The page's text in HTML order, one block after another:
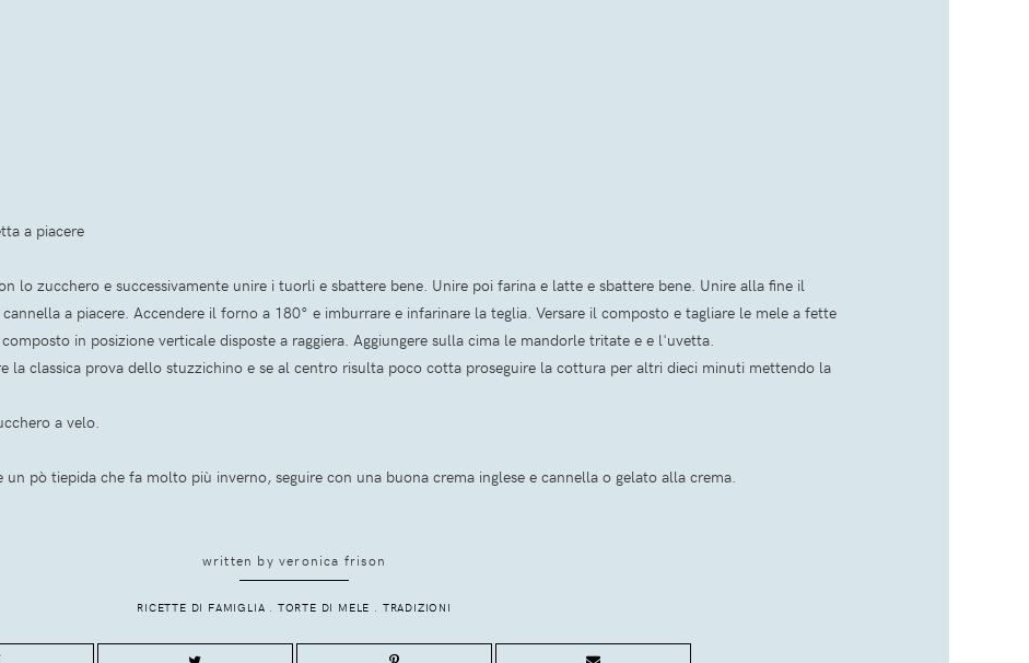
a piacere
lo zucchero e successivamente unire i tuorli e sbattere bene. Unire poi farina e latte e sbattere bene. Unire alla fine il
a piacere. Accendere il forno a 180° e imburrare e infarinare la teglia. Versare il composto e tagliare le mele a fette
in posizione verticale disposte a raggiera. Aggiungere sulla cima le mandorle tritate e e l'uvetta.
la classica prova dello stuzzichino e se al centro risulta poco cotta proseguire la cottura per altri dieci minuti mettendo la
a velo.
un pò tiepida che fa molto più inverno, seguire con una buona crema inglese e cannella o gelato alla crema.
written byveronica frison
RICETTE DI FAMIGLIA . TORTE DI MELE . TRADIZIONI